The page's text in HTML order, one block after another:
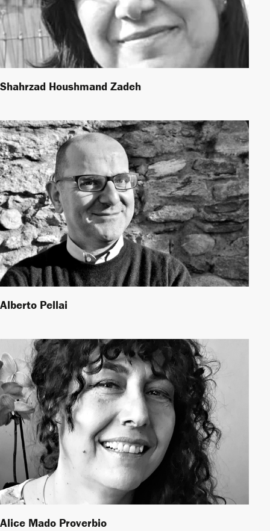
Shahrzad Houshmand Zadeh
Alberto Pellai
Alice Mado Proverbio